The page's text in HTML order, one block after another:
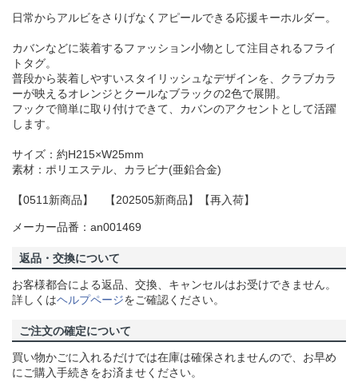
日常からアルビをさりげなくアピールできる応援キーホルダー。
カバンなどに装着するファッション小物として注目されるフライ
トタグ。
普段から装着しやすいスタイリッシュなデザインを、クラブカラ
ーが映えるオレンジとクールなブラックの2色で展開。
フックで簡単に取り付けできて、カバンのアクセントとして活躍
します。
サイズ：約H215×W25mm
素材：ポリエステル、カラビナ(亜鉛合金)
【0511新商品】 【202505新商品】【再入荷】
メーカー品番：an001469
返品・交換について
お客様都合による返品、交換、キャンセルはお受けできません。
詳しくはヘルプページをご確認ください。
ご注文の確定について
買い物かごに入れるだけでは在庫は確保されませんので、お早め
にご購入手続きをお済ませください。